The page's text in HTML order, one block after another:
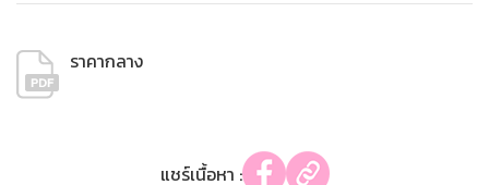
ราคากลาง
แชร์เนื้อหา :